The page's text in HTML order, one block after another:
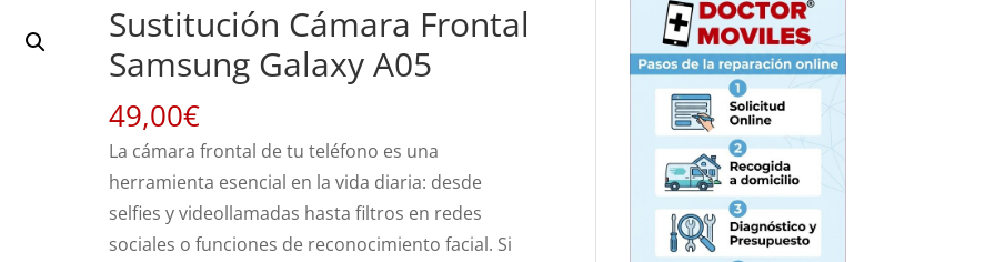
Sustitución Cámara Frontal
Samsung Galaxy A05
49,00€
La cámara frontal de tu teléfono es una
herramienta esencial en la vida diaria: desde
selfies y videollamadas hasta filtros en redes
sociales o funciones de reconocimiento facial. Si